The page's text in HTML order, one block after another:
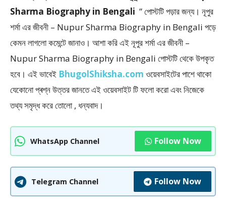
Sharma Biography in Bengali ” পােস্টটি পড়ার জন্য। নূপুর
শর্মা এর জীবনী – Nupur Sharma Biography in Bengali পড়ে
কেমন লাগলো কমেন্টে জানাও। আশা করি এই নূপুর শর্মা এর জীবনী –
Nupur Sharma Biography in Bengali পোস্টটি থেকে উপকৃত
হবে। এই ভাবেই BhugolShiksha.com ওয়েবসাইটের পাশে থাকো
যেকোনো প্ৰশ্ন উত্তর জানতে এই ওয়েবসাইট টি ফলাে করো এবং নিজেকে
তথ্য সমৃদ্ধ করে তোলো , ধন্যবাদ।
WhatsApp Channel Follow Now
Telegram Channel Follow Now